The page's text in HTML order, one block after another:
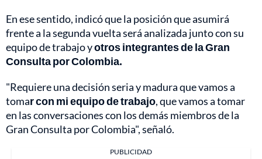
En ese sentido, indicó que la posición que asumirá
frente a la segunda vuelta será analizada junto con su
equipo de trabajo yotros integrantes de la Gran
Consulta por Colombia.
"Requiere una decisión seria y madura que vamos a
tomar con mi equipo de trabajo, que vamos a tomar
en las conversaciones con los demás miembros de la
Gran Consulta por Colombia", señaló.
PUBLICIDAD